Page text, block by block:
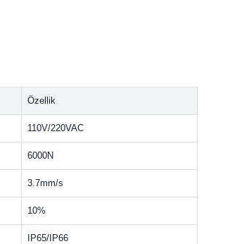
Özellik
110V/220VAC
6000N
3.7mm/s
10%
IP65/IP66